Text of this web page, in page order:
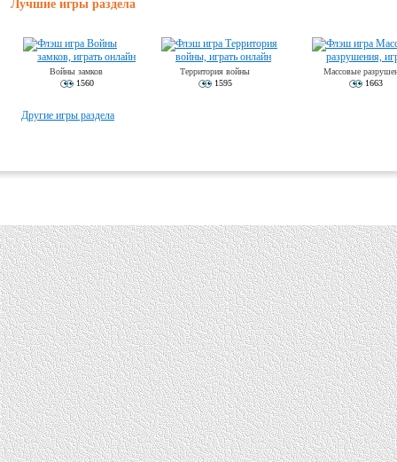
Лучшие игры раздела
Войны замков
1560
Территория войны
1595
Массовые
1663
Другие игры раздела